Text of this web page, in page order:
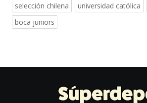
selección chilena
universidad católica
boca juniors